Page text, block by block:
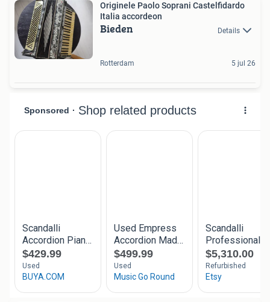
Originele Paolo Soprani Castelfidardo
Italia accordeon
Bieden Details
Rotterdam 5 jul 26